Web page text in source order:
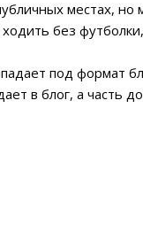
местах,
без
под формат
в блог, а часть